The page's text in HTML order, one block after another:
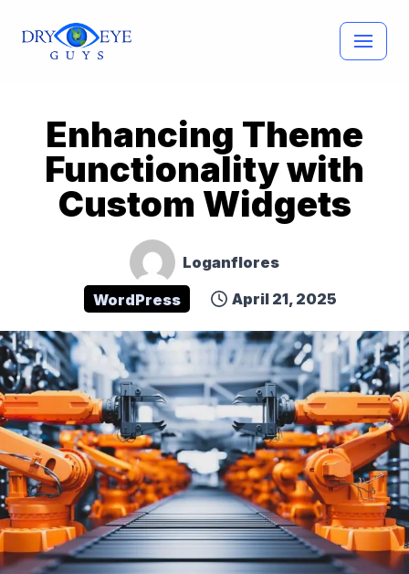
Enhancing Theme
Functionality with
Custom Widgets
Loganflores
WordPress April 21, 2025